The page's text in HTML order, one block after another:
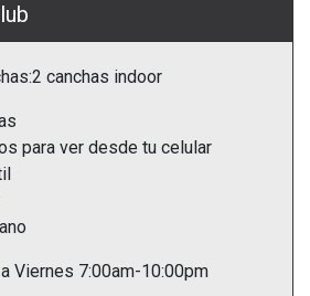
canchas indoor
para ver desde tu celular
Viernes 7:00am-10:00pm